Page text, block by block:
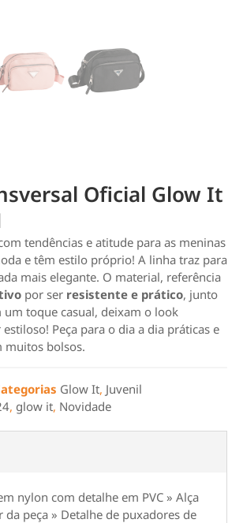
Oficial Glow It
tendências e atitude para as meninas
e têm estilo próprio! A linha traz para
mais elegante. O material, referência
por ser resistente e prático, junto
um toque casual, deixam o look
Peça para o dia a dia práticas e
muitos bolsos.
Glow It, Juvenil
, glow it, Novidade
nylon com detalhe em PVC » Alça
da peça » Detalhe de puxadores de